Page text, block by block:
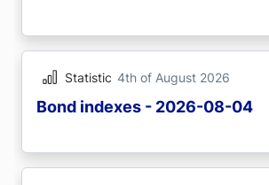
Statistic 4th of August 2026
Bond indexes - 2026-08-04